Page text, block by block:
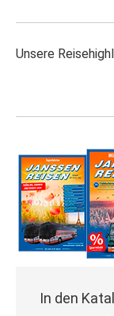
Unsere
In den